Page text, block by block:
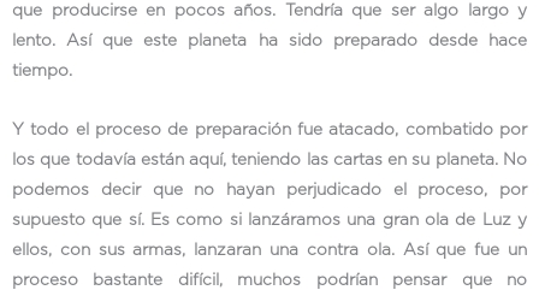
que producirse en pocos años. Tendría que ser algo largo y
lento. Así que este planeta ha sido preparado desde hace
tiempo.
Y todo el proceso de preparación fue atacado, combatido por
los que todavía están aquí, teniendo las cartas en su planeta. No
podemos decir que no hayan perjudicado el proceso, por
supuesto que sí. Es como si lanzáramos una gran ola de Luz y
ellos, con sus armas, lanzaran una contra ola. Así que fue un
proceso bastante difícil, muchos podrían pensar que no